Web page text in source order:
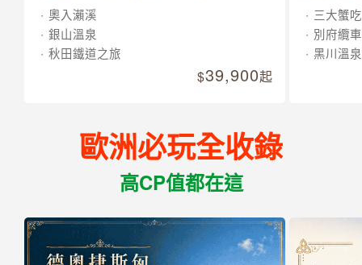
奧入瀨溪
銀山溫泉
秋田鐵道之旅
39,900起
三大蟹
別府纜車
黑川溫泉
歐洲必玩全收錄
高CP值都在這